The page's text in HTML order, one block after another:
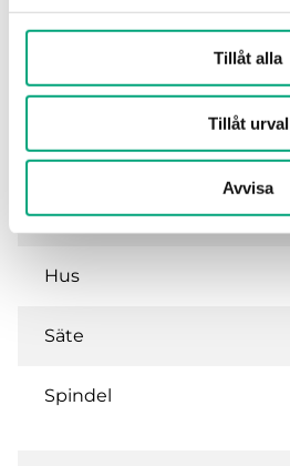
Tillåt alla
Tillåt urval
Avvisa
Vridningsvinkel
Media temperatur
Hus
Säte
Spindel